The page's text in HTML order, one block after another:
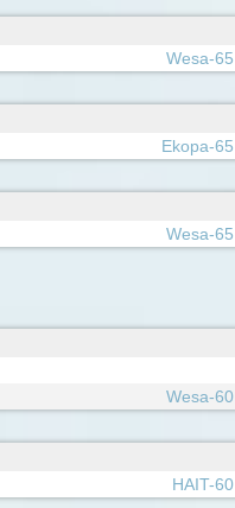
Wesa-65
Ekopa-65
Wesa-65
Wesa-60
HAIT-60